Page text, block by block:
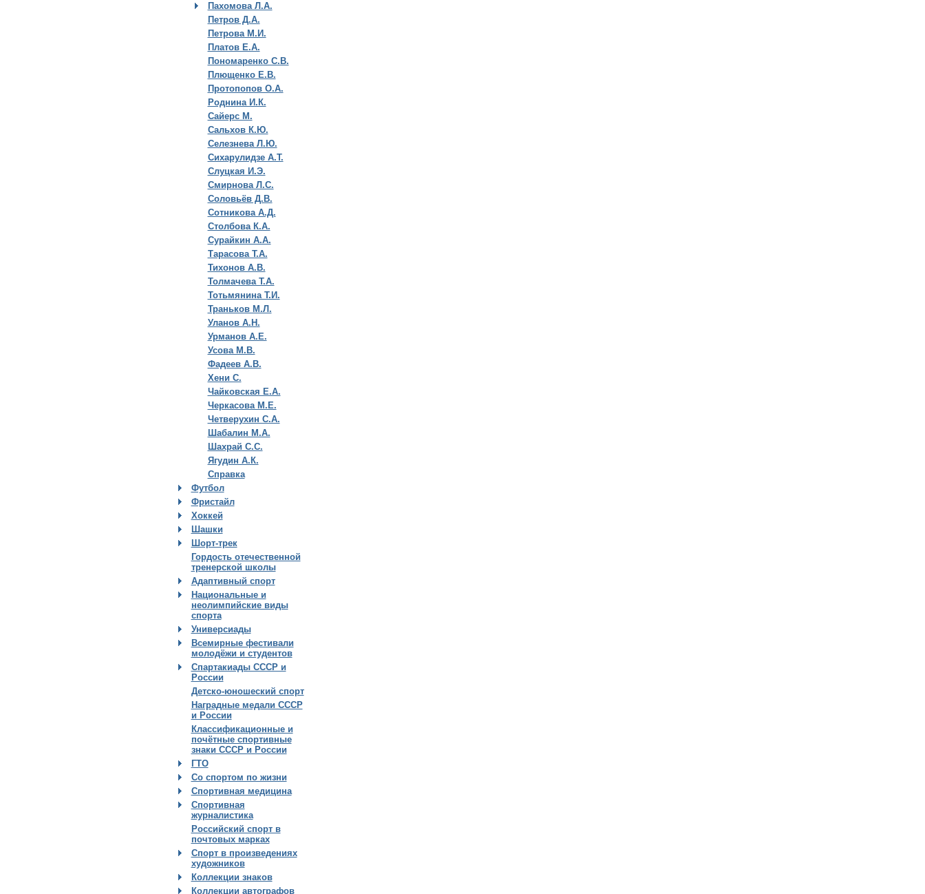
Пахомова Л.А.
Петров Д.А.
Петрова М.И.
Платов Е.А.
Пономаренко С.В.
Плющенко Е.В.
Протопопов О.А.
Роднина И.К.
Сайерс М.
Сальхов К.Ю.
Селезнева Л.Ю.
Сихарулидзе А.Т.
Слуцкая И.Э.
Смирнова Л.С.
Соловьёв Д.В.
Сотникова А.Д.
Столбова К.А.
Сурайкин А.А.
Тарасова Т.А.
Тихонов А.В.
Толмачева Т.А.
Тотьмянина Т.И.
Траньков М.Л.
Уланов А.Н.
Урманов А.Е.
Усова М.В.
Фадеев А.В.
Хени С.
Чайковская Е.А.
Черкасова М.Е.
Четверухин С.А.
Шабалин М.А.
Шахрай С.С.
Ягудин А.К.
Справка
Футбол
Фристайл
Хоккей
Шашки
Шорт-трек
Гордость отечественной
тренерской школы
Адаптивный спорт
Национальные и
неолимпийские виды
спорта
Универсиады
Всемирные фестивали
молодёжи и студентов
Спартакиады СССР и
России
Детско-юношеский спорт
Наградные медали СССР
и России
Классификационные и
почётные спортивные
знаки СССР и России
ГТО
Со спортом по жизни
Спортивная медицина
Спортивная
журналистика
Российский спорт в
почтовых марках
Спорт в произведениях
художников
Коллекции знаков
Коллекции автографов